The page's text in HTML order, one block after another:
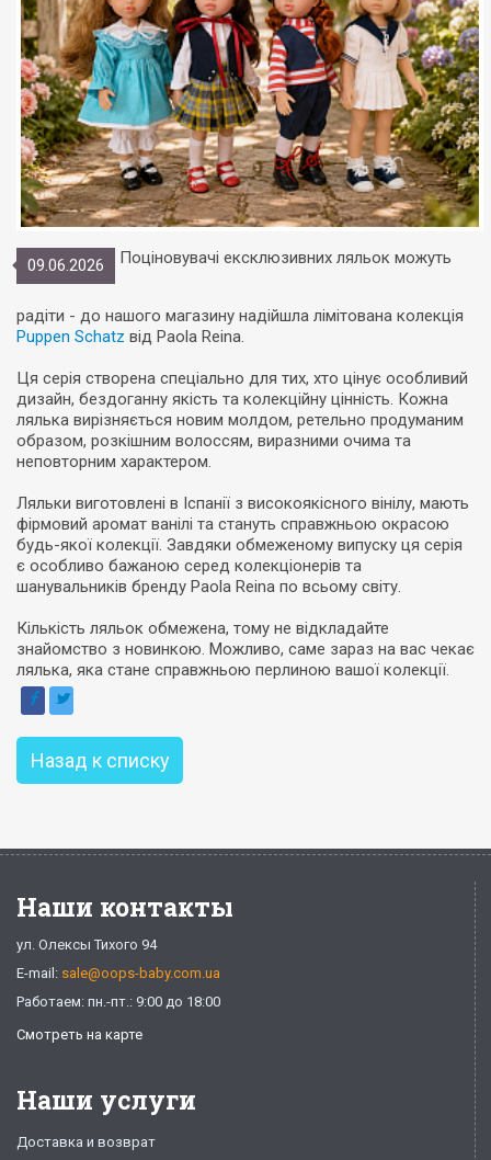
09.06.2026 Поціновувачі ексклюзивних ляльок можуть
радіти - до нашого магазину надійшла лімітована колекція
Puppen Schatz від Paola Reina.
Ця серія створена спеціально для тих, хто цінує особливий
дизайн, бездоганну якість та колекційну цінність. Кожна
лялька вирізняється новим молдом, ретельно продуманим
образом, розкішним волоссям, виразними очима та
неповторним характером.
Ляльки виготовлені в Іспанії з високоякісного вінілу, мають
фірмовий аромат ванілі та стануть справжньою окрасою
будь-якої колекції. Завдяки обмеженому випуску ця серія
є особливо бажаною серед колекціонерів та
шанувальників бренду Paola Reina по всьому світу.
Кількість ляльок обмежена, тому не відкладайте
знайомство з новинкою. Можливо, саме зараз на вас чекає
лялька, яка стане справжньою перлиною вашої колекції.
Назад к списку
Наши контакты
ул. Олексы Тихого 94
E-mail: sale@oops-baby.com.ua
Работаем: пн.-пт.: 9:00 до 18:00
Смотреть на карте
Наши услуги
Доставка и возврат